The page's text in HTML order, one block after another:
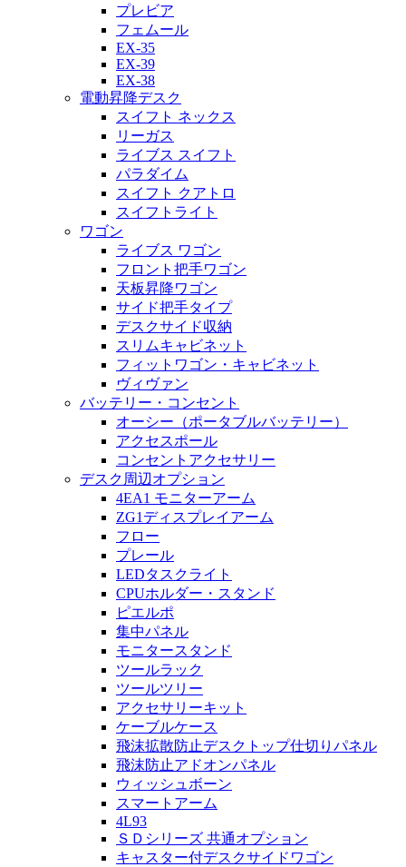
プレビア
フェムール
EX-35
EX-39
EX-38
電動昇降デスク
スイフト ネックス
リーガス
ライブス スイフト
パラダイム
スイフト クアトロ
スイフトライト
ワゴン
ライブス ワゴン
フロント把手ワゴン
天板昇降ワゴン
サイド把手タイプ
デスクサイド収納
スリムキャビネット
フィットワゴン・キャビネット
ヴィヴァン
バッテリー・コンセント
オーシー（ポータブルバッテリー）
アクセスポール
コンセントアクセサリー
デスク周辺オプション
4EA1 モニターアーム
ZG1ディスプレイアーム
フロー
プレール
LEDタスクライト
CPUホルダー・スタンド
ピエルポ
集中パネル
モニタースタンド
ツールラック
ツールツリー
アクセサリーキット
ケーブルケース
飛沫拡散防止デスクトップ仕切りパネル
飛沫防止アドオンパネル
ウィッシュボーン
スマートアーム
4L93
ＳＤシリーズ 共通オプション
キャスター付デスクサイドワゴン